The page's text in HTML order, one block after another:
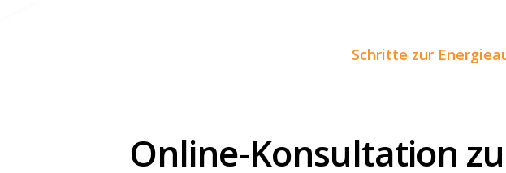
Schritte zur
Online-Konsultation